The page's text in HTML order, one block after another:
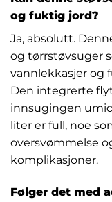
og fuktig jord?
Ja, absolutt.
og tørrstøvsuger
vannlekkasjer og
Den integrerte
innsugingen
liter er full, noe
oversvømmelse
komplikasjoner.
Følger det med